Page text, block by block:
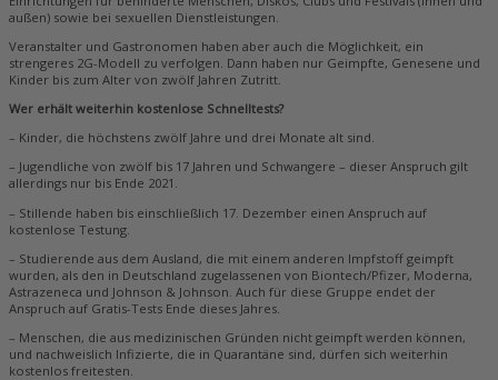
außen) sowie bei sexuellen Dienstleistungen.
Veranstalter und Gastronomen haben aber auch die Möglichkeit, ein
strengeres 2G-Modell zu verfolgen. Dann haben nur Geimpfte, Genesene und
Kinder bis zum Alter von zwölf Jahren Zutritt.
Wer erhält weiterhin kostenlose Schnelltests?
– Kinder, die höchstens zwölf Jahre und drei Monate alt sind.
– Jugendliche von zwölf bis 17 Jahren und Schwangere – dieser Anspruch gilt
allerdings nur bis Ende 2021.
– Stillende haben bis einschließlich 17. Dezember einen Anspruch auf
kostenlose Testung.
– Studierende aus dem Ausland, die mit einem anderen Impfstoff geimpft
wurden, als den in Deutschland zugelassenen von Biontech/Pfizer, Moderna,
Astrazeneca und Johnson & Johnson. Auch für diese Gruppe endet der
Anspruch auf Gratis-Tests Ende dieses Jahres.
– Menschen, die aus medizinischen Gründen nicht geimpft werden können,
und nachweislich Infizierte, die in Quarantäne sind, dürfen sich weiterhin
kostenlos freitesten.